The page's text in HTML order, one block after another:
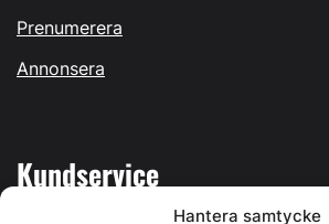
Hantera samtycke
Prenumerera
Annonsera
Kundservice